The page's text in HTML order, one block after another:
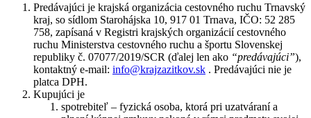
Predávajúci je krajská organizácia cestovného ruchu Trnavský
kraj, so sídlom Starohájska 10, 917 01 Trnava, IČO: 52 285
758, zapísaná v Registri krajských organizácií cestovného
ruchu Ministerstva cestovného ruchu a športu Slovenskej
republiky č. 07077/2019/SCR (ďalej len ako “predávajúci”),
kontaktný e-mail: info@krajzazitkov.sk . Predávajúci nie je
platca DPH.
Kupujúci je
spotrebiteľ – fyzická osoba, ktorá pri uzatváraní a